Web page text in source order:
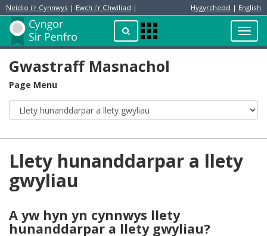
Neidio i'r Cynnwys | Ewch i'r Chwiliad | Hygyrchedd | English
ChwilioApps
Menu
Preswylydd
Gwastraff Masnachol
Page Menu
Llety hunanddarpar a llety
gwyliau
A yw hyn yn cynnwys llety
hunanddarpar a llety gwyliau?